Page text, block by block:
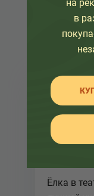
10 января
Ёлка в
на
в